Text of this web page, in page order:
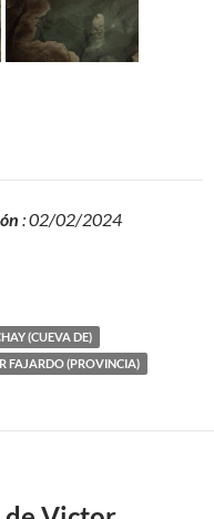
: 02/02/2024
(CUEVA DE)
FAJARDO (PROVINCIA)